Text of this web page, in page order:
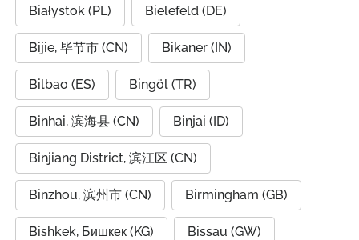
Białystok (PL) Bielefeld (DE)
Bijie, 毕节市 (CN) Bikaner (IN)
Bilbao (ES) Bingöl (TR)
Binhai, 滨海县 (CN) Binjai (ID)
Binjiang District, 滨江区 (CN)
Binzhou, 滨州市 (CN) Birmingham (GB)
Bishkek, Бишкек (KG) Bissau (GW)